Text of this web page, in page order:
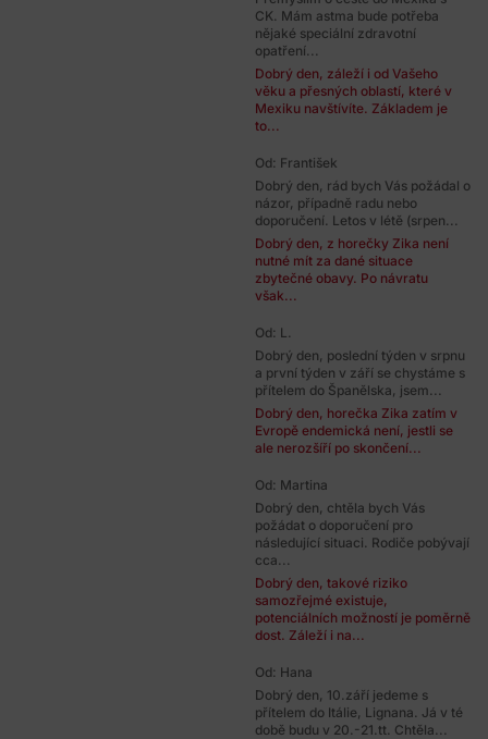
CK. Mám astma bude potřeba
nějaké speciální zdravotní
opatření...
Dobrý den, záleží i od Vašeho
věku a přesných oblastí, které v
Mexiku navštívíte. Základem je
to...
Od: František
Dobrý den, rád bych Vás požádal o
názor, případně radu nebo
doporučení. Letos v létě (srpen...
Dobrý den, z horečky Zika není
nutné mít za dané situace
zbytečné obavy. Po návratu
však...
Od: L.
Dobrý den, poslední týden v srpnu
a první týden v září se chystáme s
přítelem do Španělska, jsem...
Dobrý den, horečka Zika zatím v
Evropě endemická není, jestli se
ale nerozšíří po skončení...
Od: Martina
Dobrý den, chtěla bych Vás
požádat o doporučení pro
následující situaci. Rodiče pobývají
cca...
Dobrý den, takové riziko
samozřejmé existuje,
potenciálních možností je poměrně
dost. Záleží i na...
Od: Hana
Dobrý den, 10.září jedeme s
přítelem do Itálie, Lignana. Já v té
době budu v 20.-21.tt. Chtěla...